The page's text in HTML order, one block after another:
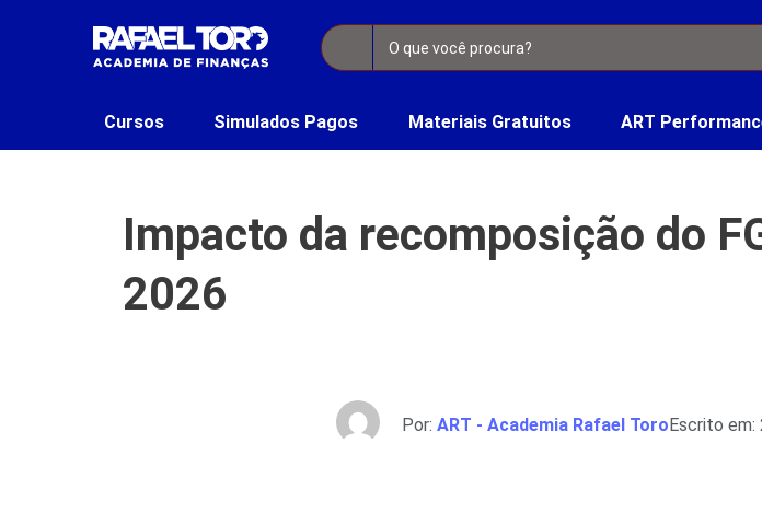
Cursos Simulados Pagos Materiais Gratuitos ART
Impacto da recomposição do
2026
Por: ART - Academia Rafael ToroEscrito